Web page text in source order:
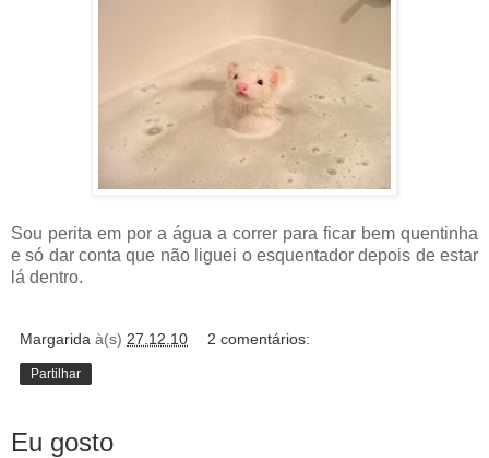
Sou perita em por a água a correr para ficar bem quentinha
e só dar conta que não liguei o esquentador depois de estar
lá dentro.
Margarida à(s) 27.12.10 2 comentários:
Partilhar
Eu gosto